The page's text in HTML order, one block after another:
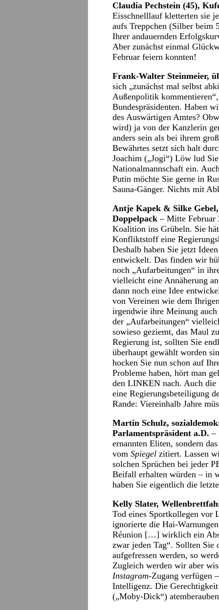
Claudia Pechstein (45),
Eisschnelllauf kletterten sie
aufs Treppchen (Silber beim
Ihrer andauernden
Aber zunächst einmal
Februar feiern konnten!
Frank-Walter Steinmeier,
sich „zunächst mal selbst
Außenpolitik
Bundespräsidenten. Haben
des Auswärtigen Amtes?
wird) ja von der Kanzlerin
anders sein als bei ihrem
Bewährtes setzt sich halt
Joachim („Jogi“) Löw lud
Nationalmannschaft ein.
Putin möchte Sie gerne in
Sauna-Gänger. Nichts mit
Antje Kapek & Silke
Doppelpack – Mitte Februar
Koalition ins Grübeln. Sie
Konfliktstoff eine
Deshalb haben Sie jetzt
entwickelt. Das finden wir
noch „Aufarbeitungen“ in
vielleicht eine Annäherung
dann noch eine Idee
von Vereinen wie dem
irgendwie ihre Meinung
der „Aufarbeitungen“
sowieso geziemt, das Maul
Regierung ist, sollten Sie
überhaupt gewählt worden
hocken Sie nun schon auf
Probleme haben, hört man
den LINKEN nach. Auch
eine Regierungsbeteiligung
Rande: Viereinhalb Jahre
Martin Schulz,
Parlamentspräsident a.D. –
ernannten Eliten, sondern
vom Spiegel zitiert. Lassen
solchen Sprüchen bei jeder
Beifall erhalten würden – in
haben Sie eigentlich die
Kelly Slater,
Tod eines Sportkollegen vor
ignorierte die Hai-
Réunion […] wirklich ein
zwar jeden Tag“. Sollten Sie
aufgefressen werden, so
Zugleich werden wir aber
Instagram-Zugang verfügen
Intelligenz. Die
(„Moby-Dick“)